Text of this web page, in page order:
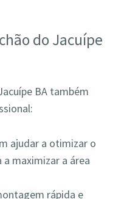
do Jacuípe
BA também
ajudar a otimizar o
maximizar a área
rápida e